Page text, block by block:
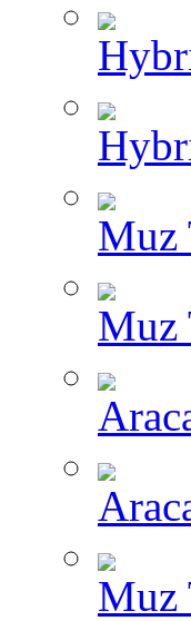
Muz
Muz
Muz